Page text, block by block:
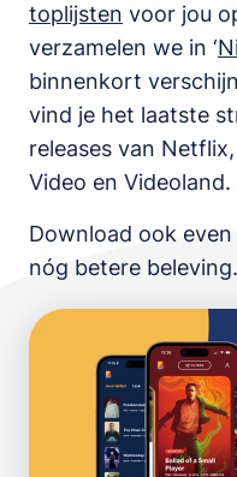
toplijsten voor jou
verzamelen we in ‘
binnenkort
vind je het laatste
releases van Netflix,
Video en Videoland.
Download ook even
nóg betere beleving.